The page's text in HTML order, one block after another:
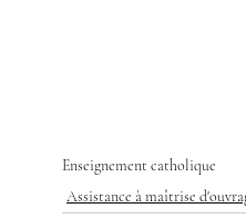
Enseignement catholique
Assistance à maîtrise